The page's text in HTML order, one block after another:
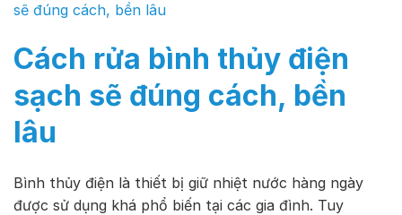
sẽ đúng cách, bền lâu
Cách rửa bình thủy điện
sạch sẽ đúng cách, bền
lâu
Bình thủy điện là thiết bị giữ nhiệt nước hàng ngày
được sử dụng khá phổ biến tại các gia đình. Tuy